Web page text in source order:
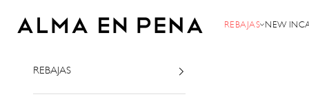
Alma en Pena
REBAJAS NEW IN
REBAJAS